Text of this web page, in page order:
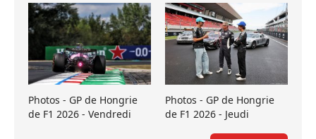
Photos - GP de Hongrie
de F1 2026 - Vendredi
Photos - GP de Hongrie
de F1 2026 - Jeudi